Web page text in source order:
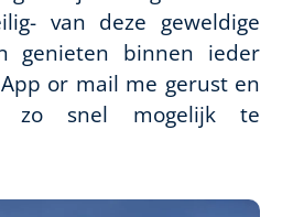
van deze geweldige
genieten binnen ieder
or mail me gerust en
snel mogelijk te